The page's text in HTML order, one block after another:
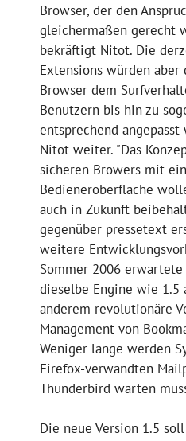
Browser, der den
gleichermaßen gerecht
bekräftigt Nitot. Die
Extensions würden aber
Browser dem
Benutzern bis hin zu
entsprechend angepasst
Nitot weiter. "Das
sicheren Browers mit
Bedieneroberfläche
auch in Zukunft
gegenüber pressetext
weitere
Sommer 2006
dieselbe Engine wie 1.5
anderem revolutionäre
Management von
Weniger lange werden
Firefox-verwandten
Thunderbird warten
Die neue Version 1.5